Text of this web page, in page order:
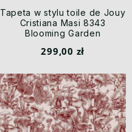
Tapeta w stylu toile de Jouy
Cristiana Masi 8343
Blooming Garden
299,00 zł